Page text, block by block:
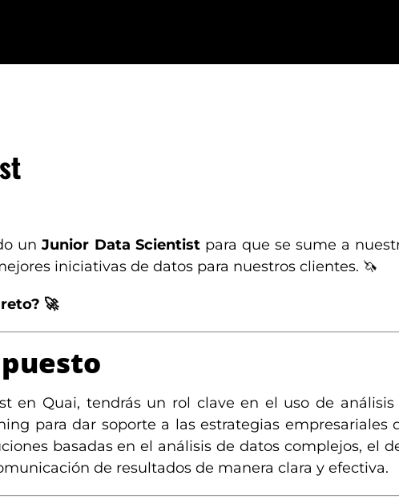
unJunior Data Scientistpara que se sume a
iniciativas de datos para nuestros clientes. 🦄
🚀
en Quai, tendrás un rol clave en el uso de
para dar soporte a las estrategias empresariales
basadas en el análisis de datos complejos, el
de resultados de manera clara y efectiva.